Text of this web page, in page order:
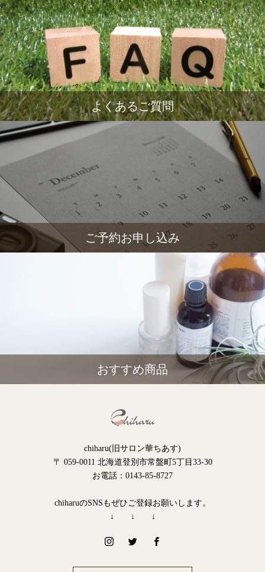
よくあるご質問
ご予約お申し込み
おすすめ商品
chiharu(旧サロン華ちあす)
〒 059-0011 北海道登別市常盤町5丁目33-30
お電話：0143-85-8727
chiharuのSNSもぜひご登録お願いします。
↓ ↓ ↓